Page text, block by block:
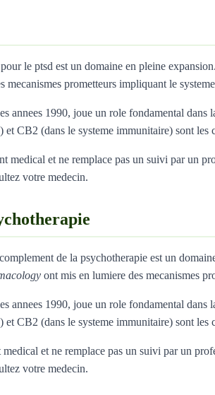
le ptsd est un domaine en pleine
mecanismes prometteurs impliquant le
annees 1990, joue un role fondamental
CB2 (dans le systeme immunitaire) sont
medical et ne remplace pas un suivi par un
votre medecin.
de la psychotherapie est un
ont mis en lumiere des mecanismes
annees 1990, joue un role fondamental
CB2 (dans le systeme immunitaire) sont
et ne remplace pas un suivi par un
votre medecin.